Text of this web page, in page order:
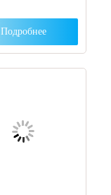
Подробнее